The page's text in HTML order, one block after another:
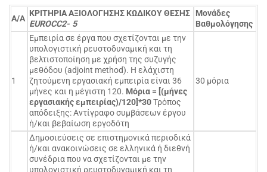
Α/Α
ΚΡΙΤΗΡΙΑ ΑΞΙΟΛΟΓΗΣΗΣ ΚΩΔΙΚΟΥΘΕΣΗΣ
EUROCC2- 5
Μονάδες
Βαθμολόγησης
1
Εμπειρία σε έργα που σχετίζονται με την
υπολογιστική ρευστοδυναμική και τη
βελτιστοποίηση με χρήση της συζυγής
μεθόδου (adjoint method). Η ελάχιστη
ζητούμενη εργασιακή εμπειρία είναι 36
μήνες και η μέγιστη 120. Μόρια = [(μήνες
εργασιακής εμπειρίας)/120]*30Τρόπος
απόδειξης: Αντίγραφο συμβάσεων έργου
ή/και βεβαίωση εργοδότη
30 μόρια
Δημοσιεύσεις σε επιστημονικά περιοδικά
ή/και ανακοινώσεις σε ελληνικά ή διεθνή
συνέδρια που να σχετίζονται με την
υπολογιστική ρευστοδυναμική και τη